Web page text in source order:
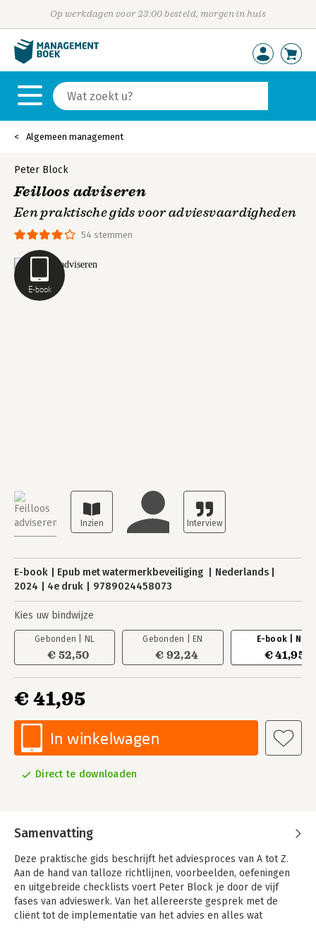
Op werkdagen voor 23:00 besteld, morgen in huis
Algemeen management
E-book
54 stemmen
Peter Block
Feilloos adviseren
Een praktische gids voor adviesvaardigheden
E-book Epub met watermerkbeveiliging
Nederlands
2024
4e druk 9789024458073
Kies uw bindwijze
Gebonden | NL
€ 52,50
Gebonden | EN
€ 92,24
E-book | NL
€ 41,95
€ 41,95
In winkelwagen
Direct te downloaden
Samenvatting
Deze praktische gids beschrijft het adviesproces van A tot Z.
Aan de hand van talloze richtlijnen, voorbeelden, oefeningen
en uitgebreide checklists voert Peter Block je door de vijf
fases van advieswerk. Van het allereerste gesprek met de
cliënt tot de implementatie van het advies en alles wat